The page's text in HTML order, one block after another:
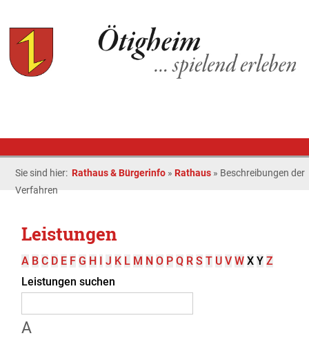
Sie sind hier: Rathaus & Bürgerinfo » Rathaus » Beschreibungen der
Verfahren
Leistungen
A B C D E F G H I J K L M N O P Q R S T U V W X Y Z
Leistungen suchen
A